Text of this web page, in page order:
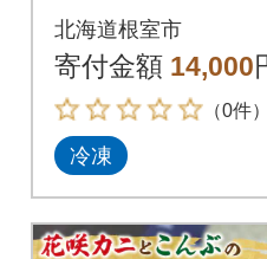
咲がに、ほたて
ーモン) A-42139
北海道根室市
寄付金額 14,000
（0件）
冷凍